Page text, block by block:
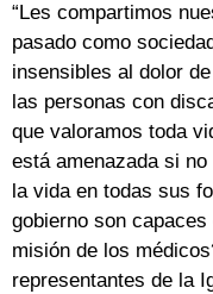
“Les compartimos
pasado como
insensibles al dolor
las personas con
que valoramos toda
está amenazada si
la vida en todas sus
gobierno son
misión de los
representantes de la